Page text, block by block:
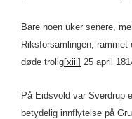
Bare noen uker senere,
Riksforsamlingen,
døde trolig[xiii] 25 april
På Eidsvold var Sverdrup
betydelig innflytelse på